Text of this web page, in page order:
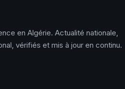
en Algérie. Actualité nationale,
vérifiés et mis à jour en continu.